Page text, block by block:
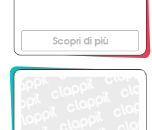
Scopri di più